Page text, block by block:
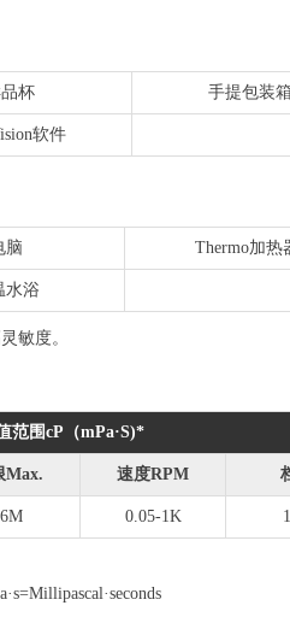
杯 手提包装
软件
脑 Thermo加热
水浴
敏度。
范围cP（mPa·S)*
Max. 速度RPM
0.05-1K